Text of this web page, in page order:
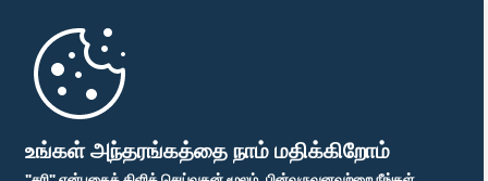
உங்கள் அந்தரங்கத்தை நாம் மதிக்கிறோம்
முதற்பக்கம்
பாராளுமன்ற கையடக்க செயலி